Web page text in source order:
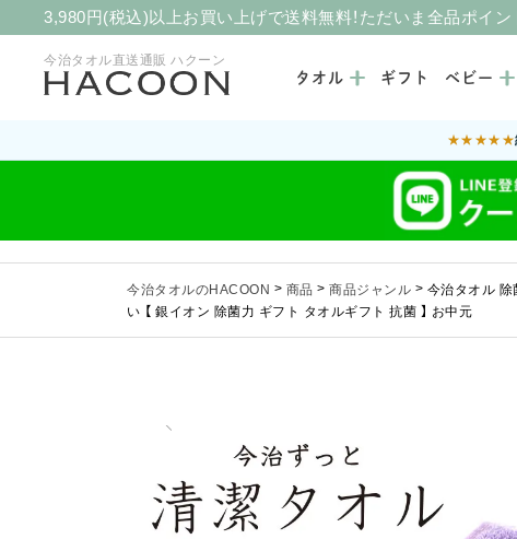
3,980円(税込)以上お買い上げで送料無料！ただいま全品ポイン
今治タオル直送通販 ハクーン
タオル
ギフト ベビー
★★★★★
今治タオルのHACOON > 商品 > 商品ジャンル > 今治タオル
い 【 銀イオン 除菌力 ギフト タオルギフト 抗菌 】 お中元